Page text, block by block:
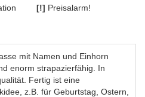
[!] Preisalarm!
mit Namen und Einhorn
enorm strapazierfähig.
In
Fertig ist eine
z.B. für Geburtstag, Ostern,